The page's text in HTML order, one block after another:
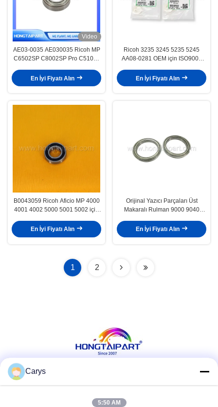
Video
AE03-0035 AE030035 Ricoh MP
C6502SP C8002SP Pro C5100s
HONGTAIPART için top rulman
En İyi Fiyatı Alın
Ricoh 3235 3245 5235 5245
AA08-0281 OEM için ISO9001
En İyi Fiyatı Alın
B0043059 Ricoh Aficio MP 4000
4001 4002 5000 5001 5002 için
En İyi Fiyatı Alın
Orijinal Yazıcı Parçaları Üst
Makaralı Rulman 9000 9040
En İyi Fiyatı Alın
1 2
Carys
5:50 AM